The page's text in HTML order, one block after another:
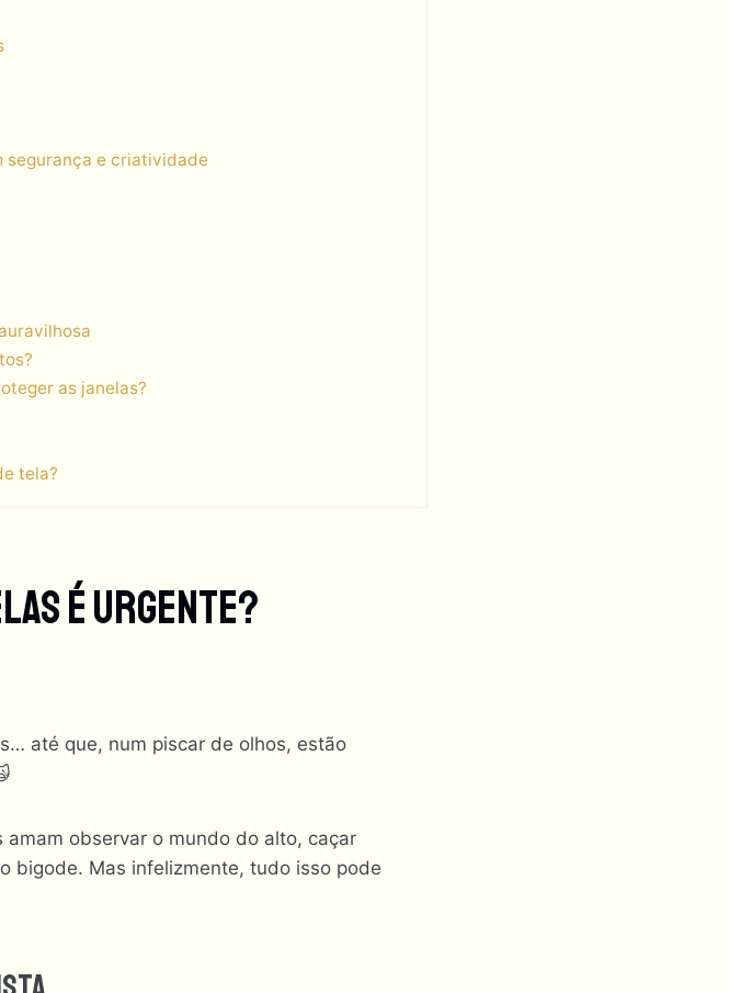
segurança e criatividade
as janelas?
tela?
É Urgente?
até que, num piscar de olhos, estão
observar o mundo do alto, caçar
bigode. Mas infelizmente, tudo isso pode